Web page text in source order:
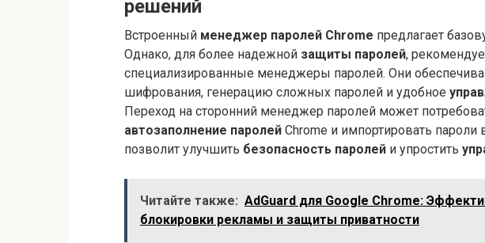
решений
Встроенный менеджер паролей Chrome предлагает
Однако, для более надежной защиты паролей,
специализированные менеджеры паролей. Они
шифрования, генерацию сложных паролей и удобное
Переход на сторонний менеджер паролей может
автозаполнение паролей Chrome и импортировать
позволит улучшить безопасность паролей и упростить
Читайте также: AdGuard для Google Chrome:
блокировки рекламы и защиты приватности